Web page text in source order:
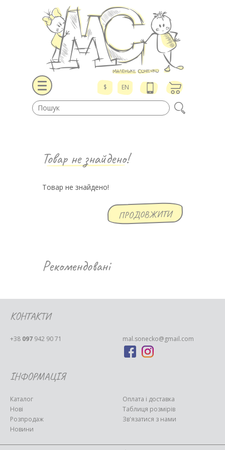
EN
$
Товар не знайдено!
Товар не знайдено!
ПРОДОВЖИТИ
Рекомендовані
КОНТАКТИ
+38 097 942 90 71 mal.sonecko@gmail.com
ІНФОРМАЦІЯ
Каталог
Нові
Розпродаж
Новини
Оплата і доставка
Таблиця розмірів
Зв'язатися з нами